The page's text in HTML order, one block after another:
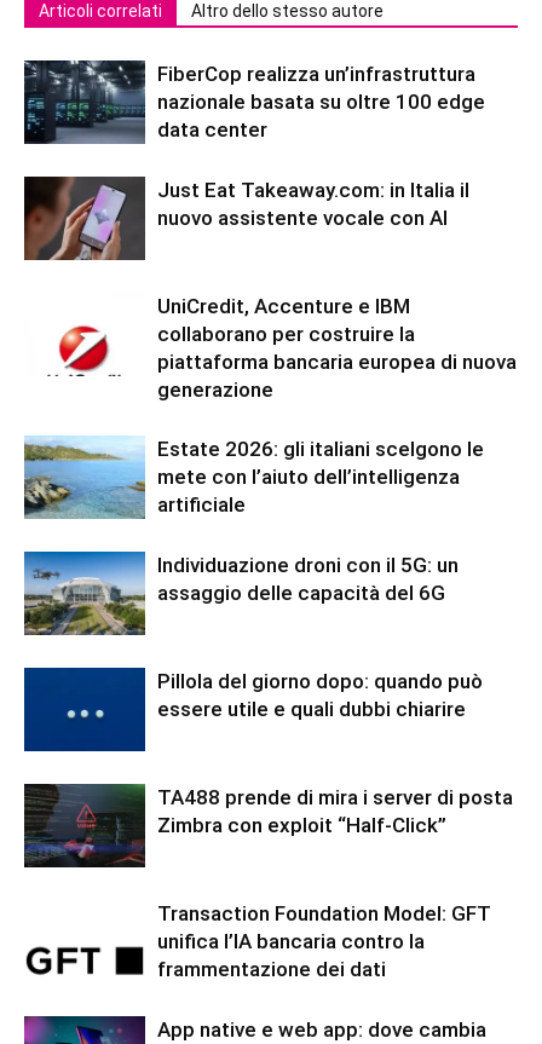
Articoli correlati Altro dello stesso autore
FiberCop realizza un’infrastruttura
nazionale basata su oltre 100 edge
data center
Just Eat Takeaway.com: in Italia il
nuovo assistente vocale con AI
UniCredit, Accenture e IBM
collaborano per costruire la
piattaforma bancaria europea di nuova
generazione
Estate 2026: gli italiani scelgono le
mete con l’aiuto dell’intelligenza
artificiale
Individuazione droni con il 5G: un
assaggio delle capacità del 6G
Pillola del giorno dopo: quando può
essere utile e quali dubbi chiarire
TA488 prende di mira i server di posta
Zimbra con exploit “Half-Click”
Transaction Foundation Model: GFT
unifica l’IA bancaria contro la
frammentazione dei dati
App native e web app: dove cambia